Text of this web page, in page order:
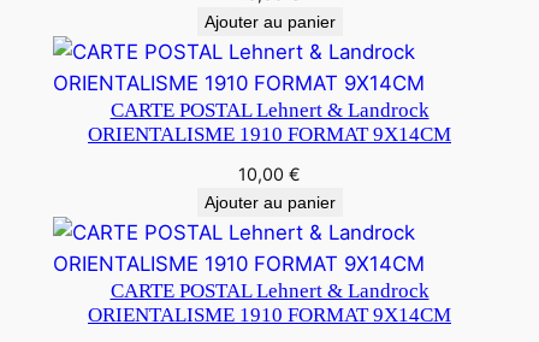
Ajouter au panier
CARTE POSTAL Lehnert & Landrock
ORIENTALISME 1910 FORMAT 9X14CM
10,00 €
Ajouter au panier
CARTE POSTAL Lehnert & Landrock
ORIENTALISME 1910 FORMAT 9X14CM